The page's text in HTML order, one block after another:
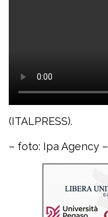
(ITALPRESS).
– foto: Ipa Agency –